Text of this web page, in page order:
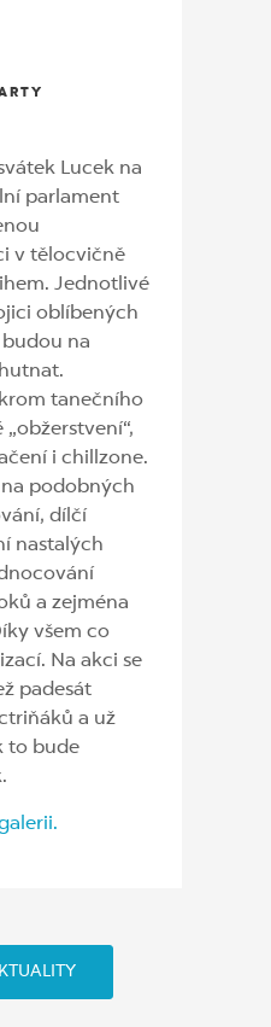
Lucek na
parlament
v tělocvičně
Jednotlivé
oblíbených
na
tanečního
i chillzone.
na podobných
dílčí
nastalých
a zejména
všem co
Na akci se
padesát
a už
to bude